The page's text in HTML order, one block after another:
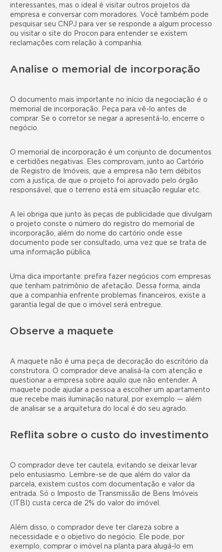
interessantes, mas o ideal é visitar outros projetos da
empresa e conversar com moradores. Você também pode
pesquisar seu CNPJ para ver se responde a algum processo
ou visitar o site do Procon para entender se existem
reclamações com relação à companhia.
Analise o memorial de incorporação
O documento mais importante no início da negociação é o
memorial de incorporação. Peça para vê-lo antes de
comprar. Se o corretor se negar a apresentá-lo, encerre o
negócio.
O memorial de incorporação é um conjunto de documentos
e certidões negativas. Eles comprovam, junto ao Cartório
de Registro de Imóveis, que a empresa não tem débitos
com a justiça, de que o projeto foi aprovado pelo órgão
responsável, que o terreno está em situação regular etc.
A lei obriga que junto às peças de publicidade que divulgam
o projeto conste o número do registro do memorial de
incorporação, além do nome do cartório onde esse
documento pode ser consultado, uma vez que se trata de
uma informação pública.
Uma dica importante: prefira fazer negócios com empresas
que tenham patrimônio de afetação. Dessa forma, ainda
que a companhia enfrente problemas financeiros, existe a
garantia legal de que o imóvel será entregue.
Observe a maquete
A maquete não é uma peça de decoração do escritório da
construtora. O comprador deve analisá-la com atenção e
questionar a empresa sobre aquilo que não entender. A
maquete pode ajudar a pessoa a escolher um apartamento
que recebe mais iluminação natural, por exemplo — além
de analisar se a arquitetura do local é do seu agrado.
Reflita sobre o custo do investimento
O comprador deve ter cautela, evitando se deixar levar
pelo entusiasmo. Lembre-se de que além do valor da
parcela, existem custos com documentação e valor da
entrada. Só o Imposto de Transmissão de Bens Imóveis
(ITBI) custa cerca de 2% do valor do imóvel.
Além disso, o comprador deve ter clareza sobre a
necessidade e o objetivo do negócio. Ele pode, por
exemplo, comprar o imóvel na planta para alugá-lo em